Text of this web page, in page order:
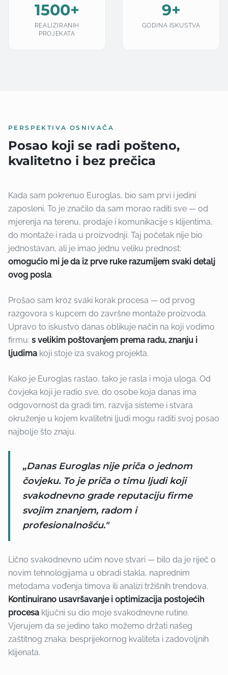
1500+
REALIZIRANIH
PROJEKATA
9+
GODINA ISKUSTVA
PERSPEKTIVA OSNIVAČA
Posao koji se radi pošteno,
kvalitetno i bez prečica
Kada sam pokrenuo Euroglas, bio sam prvi i jedini
zaposleni. To je značilo da sam morao raditi sve — od
mjerenja na terenu, prodaje i komunikacije s klijentima,
do montaže i rada u proizvodnji. Taj početak nije bio
jednostavan, ali je imao jednu veliku prednost:
omogućio mi je da iz prve ruke razumijem svaki detalj
ovog posla.
Prošao sam kroz svaki korak procesa — od prvog
razgovora s kupcem do završne montaže proizvoda.
Upravo to iskustvo danas oblikuje način na koji vodimo
firmu: s velikim poštovanjem prema radu, znanju i
ljudima koji stoje iza svakog projekta.
Kako je Euroglas rastao, tako je rasla i moja uloga. Od
čovjeka koji je radio sve, do osobe koja danas ima
odgovornost da gradi tim, razvija sisteme i stvara
okruženje u kojem kvalitetni ljudi mogu raditi svoj posao
najbolje što znaju.
„Danas Euroglas nije priča o jednom
čovjeku. To je priča o timu ljudi koji
svakodnevno grade reputaciju firme
svojim znanjem, radom i
profesionalnošću."
Lično svakodnevno učim nove stvari — bilo da je riječ o
novim tehnologijama u obradi stakla, naprednim
metodama vođenja timova ili analizi tržišnih trendova.
Kontinuirano usavršavanje i optimizacija postojećih
procesa ključni su dio moje svakodnevne rutine.
Vjerujem da se jedino tako možemo držati našeg
zaštitnog znaka: besprijekornog kvaliteta i zadovoljnih
klijenata.